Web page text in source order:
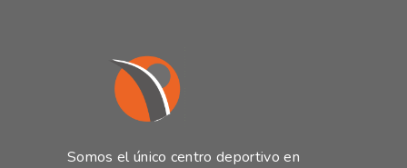
Somos el único centro deportivo en